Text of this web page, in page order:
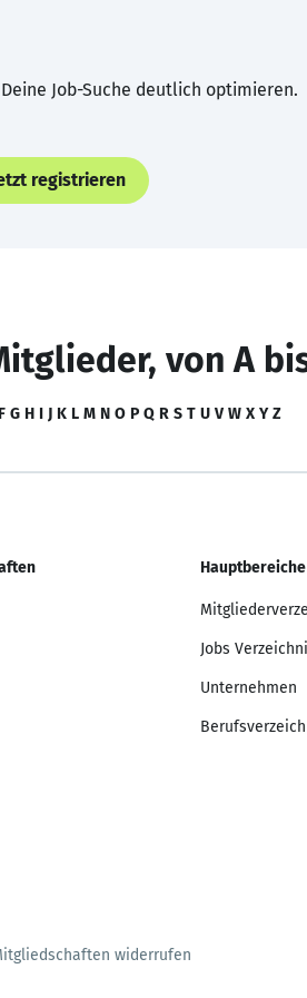
Job-Suche deutlich optimieren.
registrieren
von A
F G H I J K L M N O P Q R S T U V W X Y Z
Hauptbereiche
Jobs
Unternehmen
widerrufen